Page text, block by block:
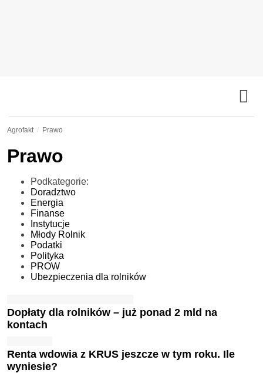
Agrofakt Prawo
Prawo
Podkategorie:
Doradztwo
Energia
Finanse
Instytucje
Młody Rolnik
Podatki
Polityka
PROW
Ubezpieczenia dla rolników
Dopłaty dla rolników – już ponad 2 mld na
kontach
Renta wdowia z KRUS jeszcze w tym roku. Ile
wyniesie?